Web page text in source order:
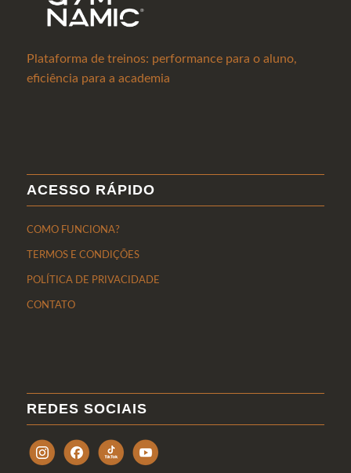
Plataforma de treinos: performance para o aluno,
eficiência para a academia
ACESSO RÁPIDO
COMO FUNCIONA?
TERMOS E CONDIÇÕES
POLÍTICA DE PRIVACIDADE
CONTATO
REDES SOCIAIS